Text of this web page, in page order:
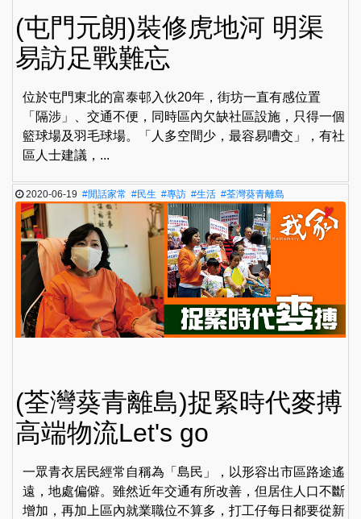
(屯門元朗)裝修虎地河 明渠
易訪足戰難忘
位於屯門東北的富泰邨入伙20年，街坊一直有感位置
「隔涉」、交通不便，同時區內欠缺社區設施，只得一個
籃球場及羽毛球場。「人多空間少，最容易嘈交」，有社
區人士建議，...
2020-06-19#閒話家常 #民生 #專訪 #生活 #荃灣葵青離島
(荃灣葵青離島)捉緊時代麥搏
高端物流Let's go
一眾青衣居民經常自稱為「島民」，以形容出市區路途遙
遠，地處偏僻。雖然近年交通有所改善，但居住人口不斷
增加，再加上區內就業職位不算多，打工仔每日都要從新